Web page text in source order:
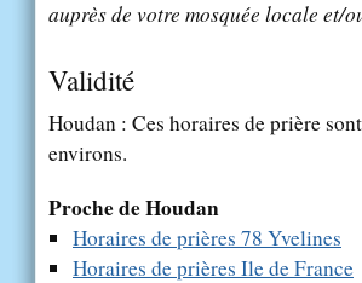
auprès de votre mosquée locale et/
Validité
Houdan : Ces horaires de prière
environs.
Proche de Houdan
Horaires de prières 78 Yvelines
Horaires de prières Ile de France